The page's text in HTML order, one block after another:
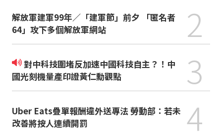
解放軍建軍99年／「建軍節」前夕 「匿名者
64」攻下多個解放軍網站
2
對中科技圍堵反加速中國科技自主？！中
國光刻機量產印證黃仁勳觀點
3
Uber Eats疊單報酬違外送專法 勞動部：若未
改善將按人連續開罰
4